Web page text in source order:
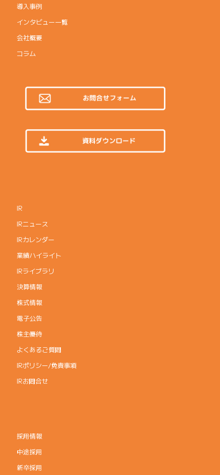
導入事例
インタビュー一覧
会社概要
コラム
IR
IRニュース
IRカレンダー
業績ハイライト
IRライブラリ
決算情報
株式情報
電子公告
株主優待
よくあるご質問
IRポリシー/免責事項
IRお問合せ
採用情報
中途採用
新卒採用